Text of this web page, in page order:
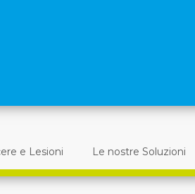
e Lesioni Le nostre Soluzioni